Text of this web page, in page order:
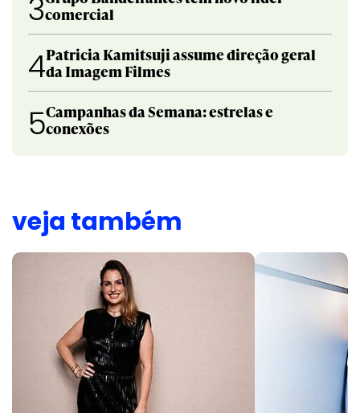
3comercial
4Patricia Kamitsuji assume direção geral
da Imagem Filmes
5Campanhas da Semana: estrelas e
conexões
veja também